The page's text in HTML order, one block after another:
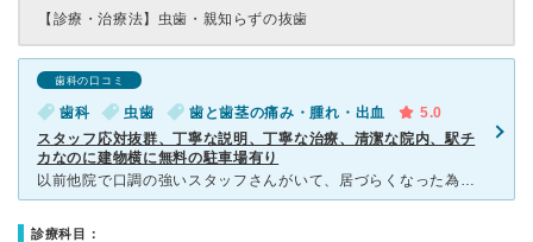
【診療・治療法】 虫歯・親知らずの抜歯
歯科の口コミ
歯科 虫歯 歯と歯茎の痛み・腫れ・出血
5.0
スタッフ応対抜群、丁寧な説明、丁寧な治療、清潔な院内、駅チ
カなのに建物横に無料の駐車場有り
以前他院で口調の強いスタッフさんがいて、居づらくなった為こちらへ。 タイトル通り、すべて安心してお任せできると判断したので、かかりつけにと決めました。 口の中を診ていただいている立場上、先生と
診療科目：